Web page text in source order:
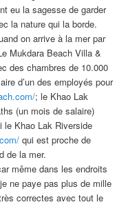
eu la sagesse de garder
la nature qui la borde.
on arrive à la mer par
Mukdara Beach Villa &
des chambres de 10.000
d’un des employés pour
; le Khao Lak
(un mois de salaire)
le Khao Lak Riverside
qui est proche de
de la mer.
même dans les endroits
ne paye pas plus de mille
correctes avec tout le